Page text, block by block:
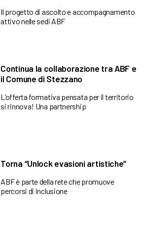
Il progetto di ascolto e accompagnamento
attivo nelle sedi ABF
Continua la collaborazione tra ABF e
il Comune di Stezzano
L’offerta formativa pensata per il territorio
si rinnova! Una partnership
Torna “Unlock evasioni artistiche”
ABF è parte della rete che promuove
percorsi di inclusione